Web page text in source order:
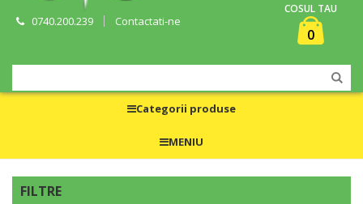
0740.200.239 Contactati-ne
COSUL TAU
0
Categorii produse
MENIU
FILTRE